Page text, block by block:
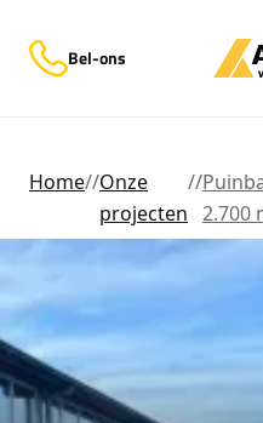
Bel-ons
Home//Onze
projecten
//
2.700